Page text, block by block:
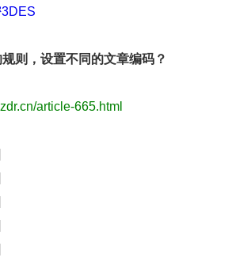
则，设置不同的文章编码？
article-665.html